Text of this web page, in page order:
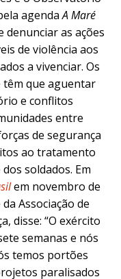
agendaA Maré
as ações
de violência aos
a vivenciar. Os
que aguentar
e conflitos
entre
de segurança
ao tratamento
soldados. Em
em novembro de
Associação de
disse: “O exército
semanas e nós
temos portões
paralisados